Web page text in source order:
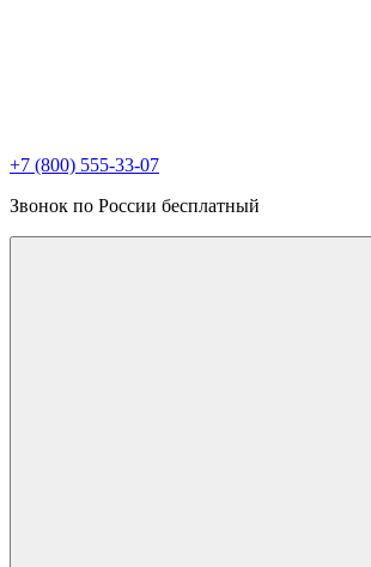
+7 (800) 555-33-07
Звонок по России бесплатный